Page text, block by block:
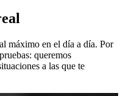
máximo en el día a día. Por
queremos
a las que te